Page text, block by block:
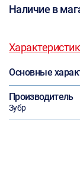
Наличие в
Основные
Производитель
Зубр